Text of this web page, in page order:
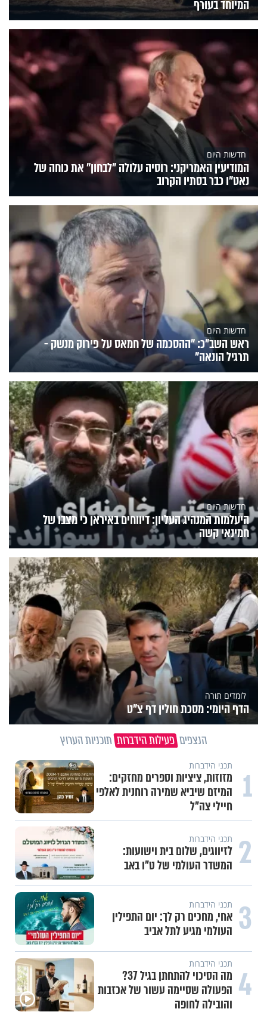
המיוחד בעורף
חדשות היום
המודיעין האמריקני: רוסיה עלולה "לבחון" את כוחה של
נאט"ו כבר בסתיו הקרוב
חדשות היום
ראש השב"כ: "ההסכמה של חמאס על פירוק מנשק -
תרגיל הונאה"
חדשות היום
היעלמות המנהיג העליון: דיווחים באיראן כי מצבו של
חמינאי קשה
לומדים תורה
הדף היומי: מסכת חולין דף צ"ט
הנצפים פעילות הידברות תוכניות הערוץ
1 תכני הידברות
מזוזות, ציציות וספרים מחזקים:
המיזם שיביא שמירה רוחנית לאלפי
חיילי צה"ל
2 תכני הידברות
לזיווגים, שלום בית וישועות:
המשדר העולמי של ט"ו באב
3 תכני הידברות
אחי, מחכים רק לך: יום התפילין
העולמי מגיע לתל אביב
4 תכני הידברות
מה הסיכוי להתחתן בגיל 37?
הפעולה שסיימה עשור של אכזבות
והובילה לחופה